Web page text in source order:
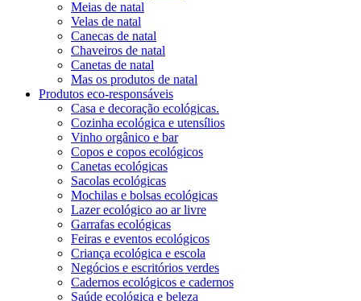
Meias de natal
Velas de natal
Canecas de natal
Chaveiros de natal
Canetas de natal
Mas os produtos de natal
Produtos eco-responsáveis
Casa e decoração ecológicas.
Cozinha ecológica e utensílios
Vinho orgânico e bar
Copos e copos ecológicos
Canetas ecológicas
Sacolas ecológicas
Mochilas e bolsas ecológicas
Lazer ecológico ao ar livre
Garrafas ecológicas
Feiras e eventos ecológicos
Criança ecológica e escola
Negócios e escritórios verdes
Cadernos ecológicos e cadernos
Saúde ecológica e beleza